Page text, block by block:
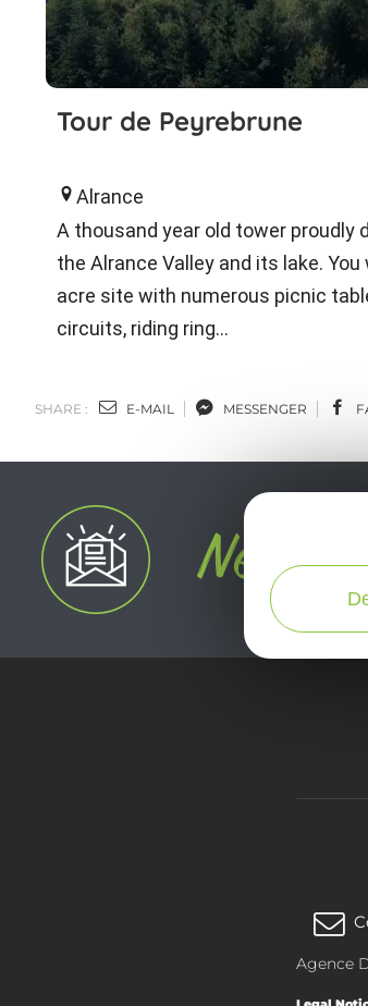
Tour de Peyrebrune
Alrance
A thousand year old tower proudly
the Alrance Valley and its lake. You
acre site with numerous picnic
circuits, riding ring...
SHARE : E-MAIL MESSENGER
Agence